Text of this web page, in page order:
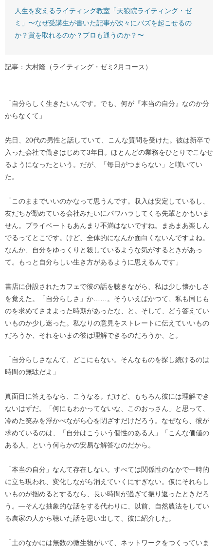
人生を変えるライティング教室「天狼院ライティング・ゼ
ミ」〜なぜ受講生が書いた記事が次々にバズを起こせるの
か？賞を取れるのか？プロも通うのか？〜
記事：大村隆（ライティング・ゼミ2月コース）
「自分らしく生きたいんです。でも、何が『本当の自分』なのか分
からなくて」
先日、20代の男性と話していて、こんな質問を受けた。彼は新卒で
入った会社で働きはじめて3年目。ほとんどの業務をひとりでこなせ
るようになったという。だが、「毎日がつまらない」と嘆いてい
た。
「このままでいいのかなって思うんです。収入は安定しているし、
友だちが勤めている会社みたいにパワハラしてくる先輩とかもいま
せん。プライベートもあんまり不満はないですね。まあまあ楽しん
でるってとこです。けど、全体的になんか面白くないんですよね。
なんか、自分をゆっくりと殺しているような気がするときがあっ
て。もっと自分らしい生き方があるように思えるんです」
書店に併設されたカフェで彼の話を聴きながら、私は少し懐かしさ
を覚えた。「自分らしさ」か……。そういえばかつて、私も同じも
のを求めてさまよった時期があったな、と。そして、どう答えてい
いものか少し迷った。私なりの意見をストレートに伝えていいもの
だろうか、それをいまの彼は理解できるのだろうか、と。
「自分らしさなんて、どこにもない。そんなものを探し続けるのは
時間の無駄だよ」
真面目に答えるなら、こうなる。だけど、もちろん彼には理解でき
ないはずだ。「何にもわかってないな、このおっさん」と思って、
冷めた笑みを浮かべながら心を閉ざすだけだろう。なぜなら、彼が
求めているのは、「自分はこういう個性のある人」「こんな価値の
ある人」という何らかの安易な解答なのだから。
「本当の自分」なんて存在しない。すべては関係性のなかで一時的
に立ち現われ、変化しながら消えていくにすぎない。仮にそれらし
いものが掴めるとするなら、長い時間が過ぎて振り返ったときだろ
う。―そんな抽象的な話をする代わりに、以前、自然農法をしてい
る農家の人から聴いた話を思い出して、彼に紹介した。
「土のなかには無数の微生物がいて、ネットワークをつくっていま